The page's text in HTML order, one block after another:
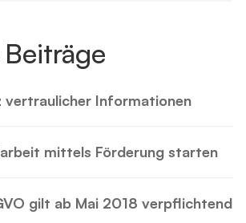
vertraulicher Informationen
mittels Förderung starten
gilt ab Mai 2018 verpflichtend